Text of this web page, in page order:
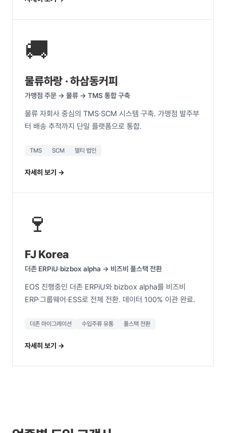
🚚
물류하랑 · 하삼동커피
가맹점 주문 → 물류 → TMS 통합 구축
물류 자회사 중심의 TMS·SCM 시스템 구축. 가맹점 발주부
터 배송 추적까지 단일 플랫폼으로 통합.
TMS SCM 멀티 법인
자세히 보기 →
🍷
FJ Korea
더존 ERPiU·bizbox alpha → 비즈비 풀스택 전환
EOS 진행중인 더존 ERPiU와 bizbox alpha를 비즈비
ERP·그룹웨어·ESS로 전체 전환. 데이터 100% 이관 완료.
더존 마이그레이션 수입주류 유통 풀스택 전환
자세히 보기 →